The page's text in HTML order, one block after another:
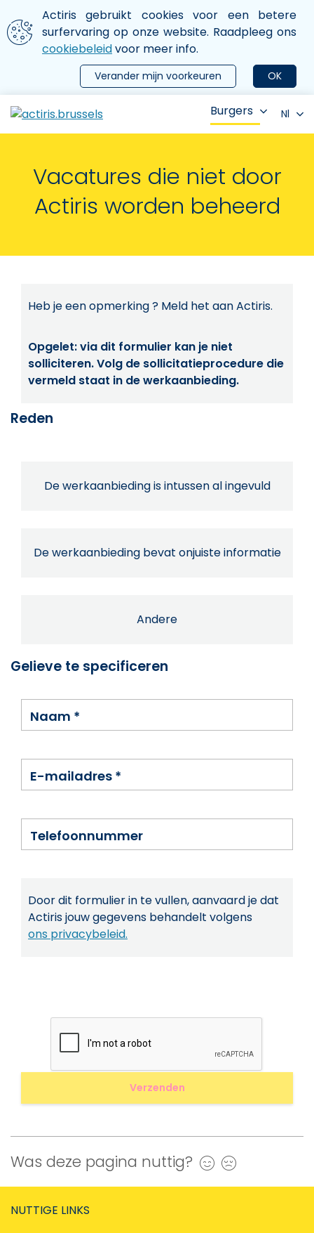
Aller au contenu principal
We gebruiken cookies
Actiris gebruikt cookies voor een betere
surfervaring op onze website. Raadpleeg ons
cookiebeleidvoor meer info.
OK
Verander mijn voorkeuren
le menu
Burgers Nl
Vacatures die niet door
Actiris worden beheerd
Heb je een opmerking ? Meld het aan Actiris.
Opgelet: via dit formulier kan je niet
solliciteren. Volg de sollicitatieprocedure die
vermeld staat in de werkaanbieding.
Reden
De werkaanbieding is intussen al ingevuld
De werkaanbieding bevat onjuiste informatie
Andere
Gelieve te specificeren
Naam *
E-mailadres *
Telefoonnummer
Door dit formulier in te vullen, aanvaard je dat
Actiris jouw gegevens behandelt volgens
ons privacybeleid.
Was deze pagina nuttig? Ja
NUTTIGE LINKS